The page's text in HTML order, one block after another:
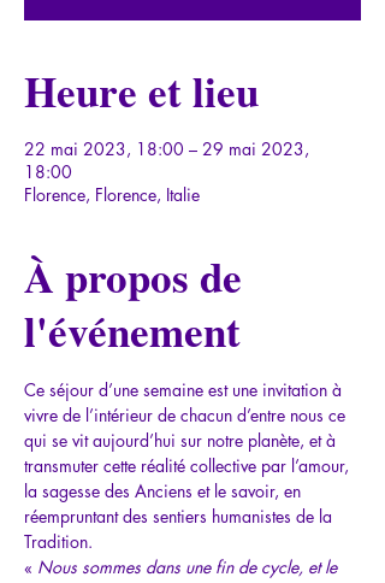
Heure et lieu
22 mai 2023, 18:00 – 29 mai 2023,
18:00
Florence, Florence, Italie
À propos de
l'événement
Ce séjour d’une semaine est une invitation à
vivre de l’intérieur de chacun d’entre nous ce
qui se vit aujourd’hui sur notre planète, et à
transmuter cette réalité collective par l’amour,
la sagesse des Anciens et le savoir, en
réempruntant des sentiers humanistes de la
Tradition.
« Nous sommes dans une fin de cycle, et le